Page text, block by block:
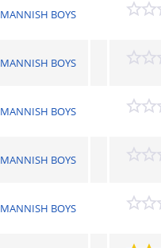
MANNISH BOYS
MANNISH BOYS
MANNISH BOYS
MANNISH BOYS
MANNISH BOYS